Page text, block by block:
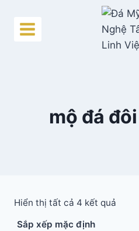
content
mộ đá
Hiển thị tất cả 4 kết quả